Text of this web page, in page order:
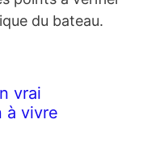
du bateau.
vrai
à vivre